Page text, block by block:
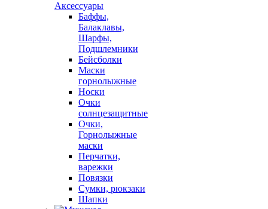
Аксессуары
Баффы,
Балаклавы,
Шарфы,
Подшлемники
Бейсболки
Маски
горнолыжные
Носки
Очки
солнцезащитные
Очки,
Горнолыжные
маски
Перчатки,
варежки
Повязки
Сумки, рюкзаки
Шапки